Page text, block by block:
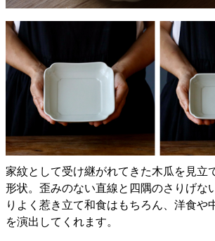
家紋として受け継がれてきた木瓜を見立
形状。歪みのない直線と四隅のさりげな
りよく惹き立て和食はもちろん、洋食や
を演出してくれます。